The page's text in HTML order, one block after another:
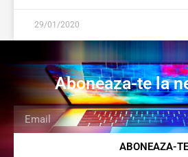
29/01/2020
Aboneaza-te la
ABONEAZA-TE